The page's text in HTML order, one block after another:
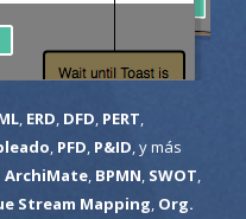
, ERD DFD PERT
PFD P&ID , y más
ArchiMate, BPMN SWOT
Stream Mapping Org.